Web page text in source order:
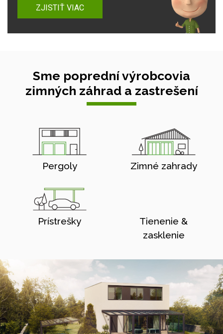
ZJISTIŤ VIAC
Sme poprední výrobcovia
zimných záhrad a zastrešení
Pergoly Zimné zahrady
Prístrešky
Tienenie &
zasklenie